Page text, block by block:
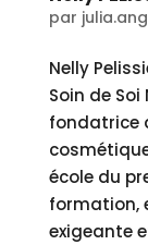
par
Nelly
Soin de
fondatrice
école du
formation,
exigeante